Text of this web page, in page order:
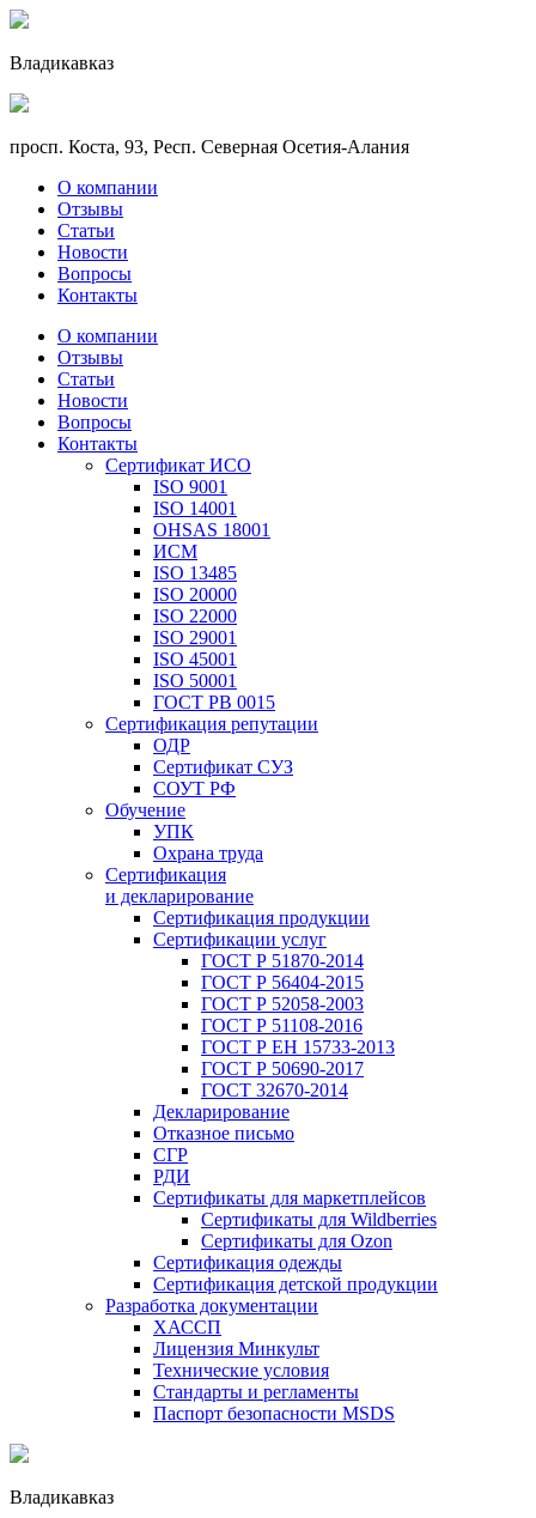
Владикавказ
просп. Коста, 93, Респ. Северная Осетия-Алания
О компании
Отзывы
Статьи
Новости
Вопросы
Контакты
О компании
Отзывы
Статьи
Новости
Вопросы
Контакты
Сертификат ИСО
ISO 9001
ISO 14001
OHSAS 18001
ИСМ
ISO 13485
ISO 20000
ISO 22000
ISO 29001
ISO 45001
ISO 50001
ГОСТ РВ 0015
Сертификация репутации
ОДР
Сертификат СУЗ
СОУТ РФ
Обучение
УПК
Охрана труда
Сертификация
и декларирование
Сертификация продукции
Сертификации услуг
ГОСТ Р 51870-2014
ГОСТ Р 56404-2015
ГОСТ Р 52058-2003
ГОСТ Р 51108-2016
ГОСТ Р ЕН 15733-2013
ГОСТ Р 50690-2017
ГОСТ 32670-2014
Декларирование
Отказное письмо
СГР
РДИ
Сертификаты для маркетплейсов
Сертификаты для Wildberries
Сертификаты для Ozon
Сертификация одежды
Сертификация детской продукции
Разработка документации
ХАССП
Лицензия Минкульт
Технические условия
Стандарты и регламенты
Паспорт безопасности MSDS
Владикавказ